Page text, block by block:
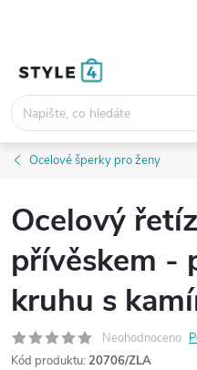
Ocelové šperky pro ženy
Ocelový
přívěskem -
kruhu s
Neohodnoceno
Kód produktu: 20706/ZLA